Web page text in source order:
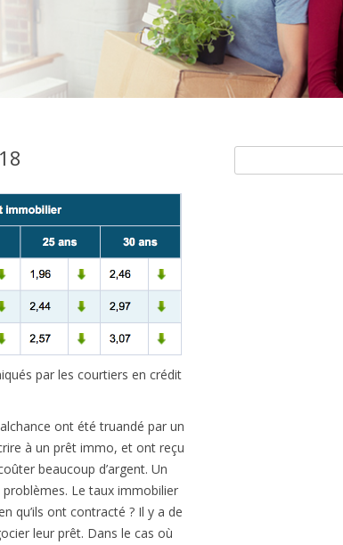
par les courtiers en crédit
ont été truandé par un
à un prêt immo, et ont reçu
beaucoup d’argent. Un
problèmes. Le taux immobilier
qu’ils ont contracté ? Il y a de
leur prêt. Dans le cas où